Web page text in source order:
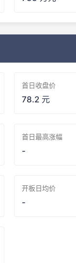
首日收盘价
78.2 元
首日最高涨幅
-
开板日均价
-